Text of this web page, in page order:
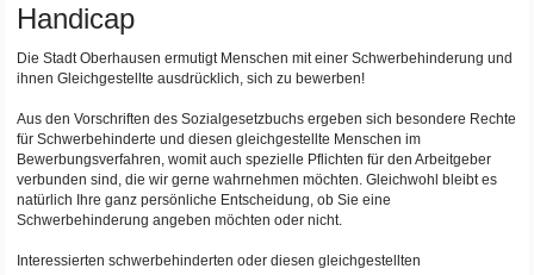
Handicap
Die Stadt Oberhausen ermutigt Menschen mit einer Schwerbehinderung und
ihnen Gleichgestellte ausdrücklich, sich zu bewerben!
Aus den Vorschriften des Sozialgesetzbuchs ergeben sich besondere Rechte
für Schwerbehinderte und diesen gleichgestellte Menschen im
Bewerbungsverfahren, womit auch spezielle Pflichten für den Arbeitgeber
verbunden sind, die wir gerne wahrnehmen möchten. Gleichwohl bleibt es
natürlich Ihre ganz persönliche Entscheidung, ob Sie eine
Schwerbehinderung angeben möchten oder nicht.
Interessierten schwerbehinderten oder diesen gleichgestellten